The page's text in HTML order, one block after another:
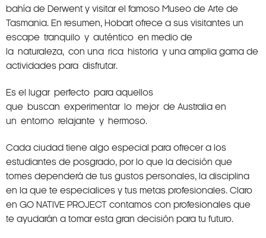
bahía de Derwent y visitar el famoso Museo de Arte de
Tasmania. En resumen, Hobart ofrece a sus visitantes un
escape tranquilo y auténtico en medio de
la naturaleza, con una rica historia y una amplia gama de
actividades para disfrutar.
Es el lugar perfecto para aquellos
que buscan experimentar lo mejor de Australia en
un entorno relajante y hermoso.
Cada ciudad tiene algo especial para ofrecer a los
estudiantes de posgrado, por lo que la decisión que
tomes dependerá de tus gustos personales, la disciplina
en la que te especialices y tus metas profesionales. Claro
en GO NATIVE PROJECT contamos con profesionales que
te ayudarán a tomar esta gran decisión para tu futuro.